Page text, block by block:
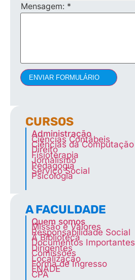
Mensagem: *
ENVIAR FORMULÁRIO
CURSOS
Administração
Ciências Contábeis
Ciências da Computação
Direito
Fisioterapia
Jornalismo
Pedagogia
Serviço Social
Psicologia
A FACULDADE
Quem somos
Missão e Valores
Responsabilidade Social
A Biblioteca
Documentos Importantes
Dirigentes
Comissões
Localização
Forma de Ingresso
ENADE
CPA